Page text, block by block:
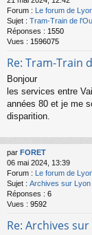
Forum :
Le forum de
Sujet : Tram-Train de
Réponses : 1550
Vues : 1596075
Re: Tram-Train
Bonjour
les services entre
années 80 et je me
disparition.
par FORET
06 mai 2024, 13:39
Forum : Le forum de
Sujet : Archives sur Lyon
Réponses : 6
Vues : 9592
Re: Archives